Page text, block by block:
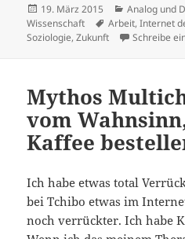
Veröffentlicht
am
19. März 2015 Kategorien
Analog und
Wissenschaft
Schlagwörter
Arbeit,Internet
Soziologie,Zukunft Schreibe
Mythos
vom
Kaffee
Ich habe etwas total
bei Tchibo etwas im
noch verrückter. Ich habe